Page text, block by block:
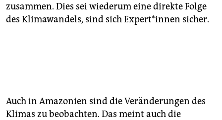
zusammen. Dies sei wiederum eine direkte Folge
des Klimawandels, sind sich Ex­per­t*in­nen sicher.
Auch in Amazonien sind die Veränderungen des
Klimas zu beobachten. Das meint auch die